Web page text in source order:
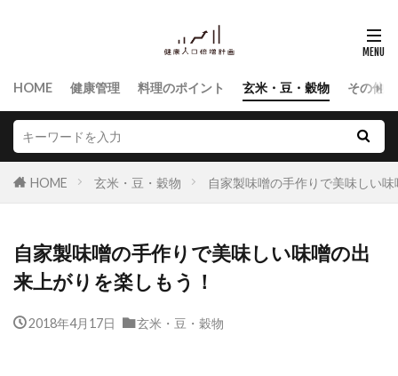
HOME 健康管理 料理のポイント 玄米・豆・穀物 その他
HOME 玄米・豆・穀物 自家製味噌の手作りで美味しい
自家製味噌の手作りで美味しい味噌の出
来上がりを楽しもう！
2018年4月17日 玄米・豆・穀物